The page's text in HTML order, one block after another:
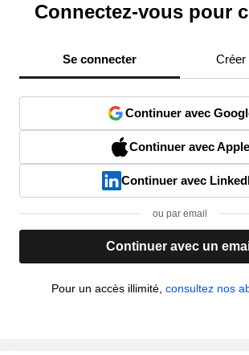
Connectez-vous pour
Se connecter Créer
Continuer avec
Continuer avec Apple
Continuer avec
ou par email
Continuer avec un
Pour un accès illimité, consultez nos